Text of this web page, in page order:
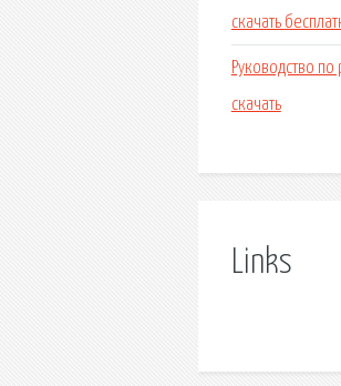
скачать
Руководство
скачать
Links